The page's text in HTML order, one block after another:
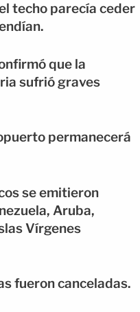
techo parecía ceder
que la
sufrió graves
permanecerá
se emitieron
Aruba,
Vírgenes
fueron canceladas.